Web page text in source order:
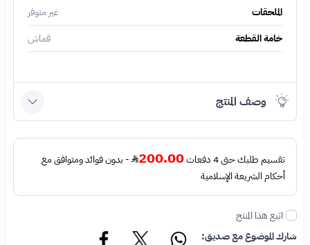
الملحقات
غير متوفر
خامة القطعة
قماش
وصف المنتج
تقسيم طلبك حتى 4 دفعات 200.00
- بدون فوائد ومتوافق مع
أحكام الشريعة الإسلامية
اتبع هذا المنتج
شارك الموضوع مع صديق: